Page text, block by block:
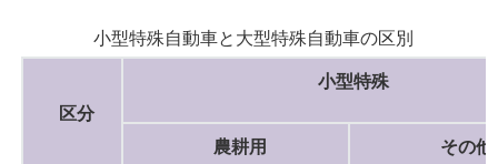
小型特殊自動車と大型特殊自動車の区別
区分
小型特殊
農耕用 その他